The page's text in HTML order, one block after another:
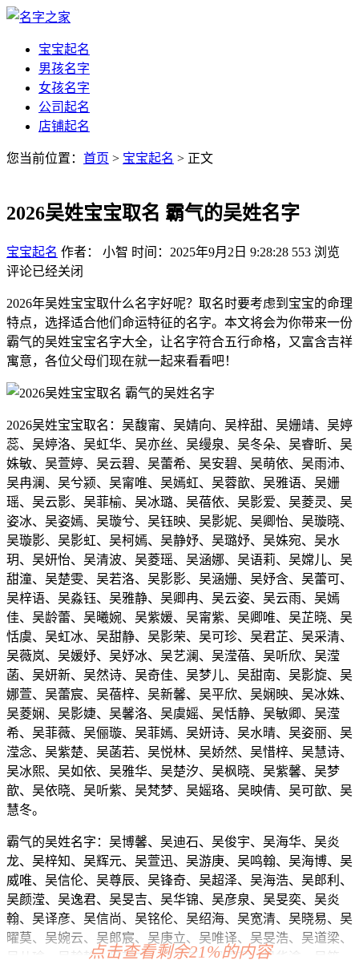
宝宝起名
男孩名字
女孩名字
公司起名
店铺起名
您当前位置： 首页 > 宝宝起名 > 正文
2026吴姓宝宝取名 霸气的吴姓名字
宝宝起名 作者： 小智 时间：2025年9月2日 9:28:28 553 浏览
评论已经关闭
2026年吴姓宝宝取什么名字好呢？取名时要考虑到宝宝的命理
特点，选择适合他们命运特征的名字。本文将会为你带来一份
霸气的吴姓宝宝名字大全，让名字符合五行命格，又富含吉祥
寓意，各位父母们现在就一起来看看吧！
2026吴姓宝宝取名：吴馥甯、吴婧向、吴梓甜、吴姗靖、吴婷
蕊、吴婷洛、吴虹华、吴亦丝、吴缦泉、吴冬朵、吴睿昕、吴
姝敏、吴萱婷、吴云碧、吴蕾希、吴安碧、吴萌依、吴雨沛、
吴冉澜、吴兮颍、吴甯唯、吴嫣虹、吴蓉歆、吴雅语、吴姗
瑶、吴云影、吴菲榆、吴冰璐、吴蓓依、吴影爱、吴菱灵、吴
姿冰、吴姿嫣、吴璇兮、吴钰映、吴影妮、吴卿怡、吴璇晓、
吴璇影、吴影虹、吴柯嫣、吴静妤、吴璐妤、吴姝宛、吴水
玥、吴妍怡、吴清波、吴菱瑶、吴涵娜、吴语莉、吴嫦儿、吴
甜潼、吴楚雯、吴若洛、吴影影、吴涵姗、吴妤含、吴蕾可、
吴梓语、吴淼钰、吴雅静、吴卿冉、吴云姿、吴云雨、吴嫣
佳、吴龄蕾、吴曦婉、吴紫媛、吴甯紫、吴卿唯、吴芷晓、吴
恬虞、吴虹冰、吴甜静、吴影荣、吴可珍、吴君芷、吴采清、
吴薇岚、吴媛妤、吴妤冰、吴艺澜、吴滢蓓、吴听欣、吴滢
菡、吴妍新、吴然诗、吴奇佳、吴梦儿、吴甜南、吴影旋、吴
娜萱、吴蕾宸、吴蓓梓、吴新馨、吴平欣、吴娴映、吴冰姝、
吴菱娴、吴影婕、吴馨洛、吴虞媱、吴恬静、吴敏卿、吴滢
希、吴菲薇、吴俪璇、吴菲嫣、吴妍诗、吴水晴、吴姿丽、吴
滢念、吴紫楚、吴菡若、吴悦林、吴娇然、吴惜梓、吴慧诗、
吴冰熙、吴如依、吴雅华、吴楚汐、吴枫晓、吴紫馨、吴梦
歆、吴依晓、吴听紫、吴梵梦、吴媱珞、吴映倩、吴可歆、吴
慧冬。
霸气的吴姓名字：吴博馨、吴迪石、吴俊宇、吴海华、吴炎
龙、吴梓知、吴辉元、吴萱迅、吴游庚、吴鸣翰、吴海博、吴
威唯、吴信伦、吴尊辰、吴锋奇、吴超泽、吴海浩、吴郎利、
吴颜滢、吴逸君、吴旻吉、吴华锦、吴彦泉、吴旻奕、吴炎
翰、吴译彦、吴信尚、吴铭伦、吴绍海、吴宽清、吴晓易、吴
曜莫、吴婉云、吴郎宸、吴庚立、吴唯译、吴旻浩、吴道梁、
吴儿瑜、吴翰翰、吴翰威、吴坤任、吴曜颜、吴华渝、吴筠
点击查看剩余21%的内容